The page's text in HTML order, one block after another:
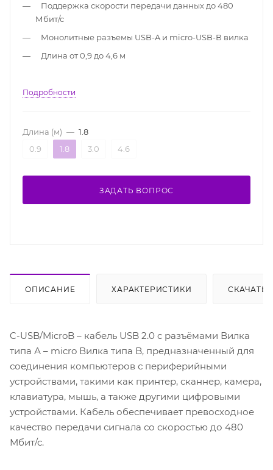
Поддержка скорости передачи данных до 480
Мбит/с
Монолитные разъемы USB-A и micro-USB-В вилка
Длина от 0,9 до 4,6 м
Подробности
Длина (м) — 1.8
0.9
1.8 3.0 4.6
ЗАДАТЬ ВОПРОС
ОПИСАНИЕ ХАРАКТЕРИСТИКИ СКАЧАТЬ
C-USB/MicroB – кабель USB 2.0 c разъёмами Вилка
типа А – micro Вилка типа B, предназначенный для
соединения компьютеров с периферийными
устройствами, такими как принтер, сканнер, камера,
клавиатура, мышь, а также другими цифровыми
устройствами. Кабель обеспечивает превосходное
качество передачи сигнала со скоростью до 480
Мбит/с.